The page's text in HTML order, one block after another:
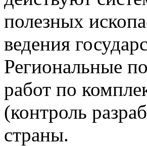
полезных
ведения
Региональные
работ по
(контроль
страны.